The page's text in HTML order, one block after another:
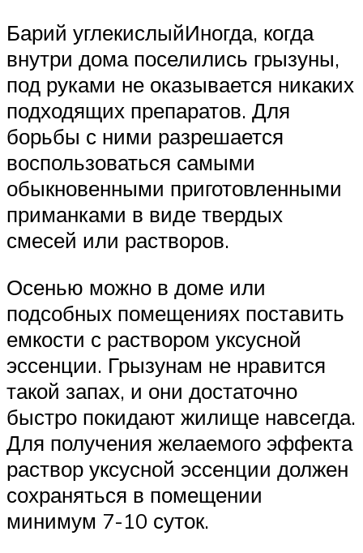
Барий углекислыйИногда, когда
внутри дома поселились грызуны,
под руками не оказывается никаких
подходящих препаратов. Для
борьбы с ними разрешается
воспользоваться самыми
обыкновенными приготовленными
приманками в виде твердых
смесей или растворов.
Осенью можно в доме или
подсобных помещениях поставить
емкости с раствором уксусной
эссенции. Грызунам не нравится
такой запах, и они достаточно
быстро покидают жилище навсегда.
Для получения желаемого эффекта
раствор уксусной эссенции должен
сохраняться в помещении
минимум 7-10 суток.